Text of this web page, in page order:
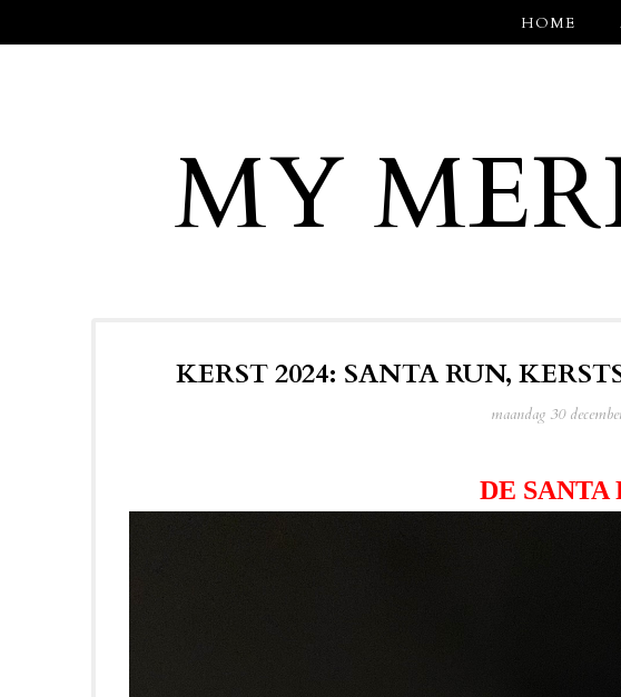
HOME
MY
KERST 2024: SANTA RUN,
maandag 30
DE SANTA